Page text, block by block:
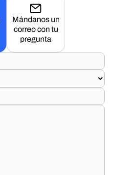
Mándanos un
correo con tu
pregunta